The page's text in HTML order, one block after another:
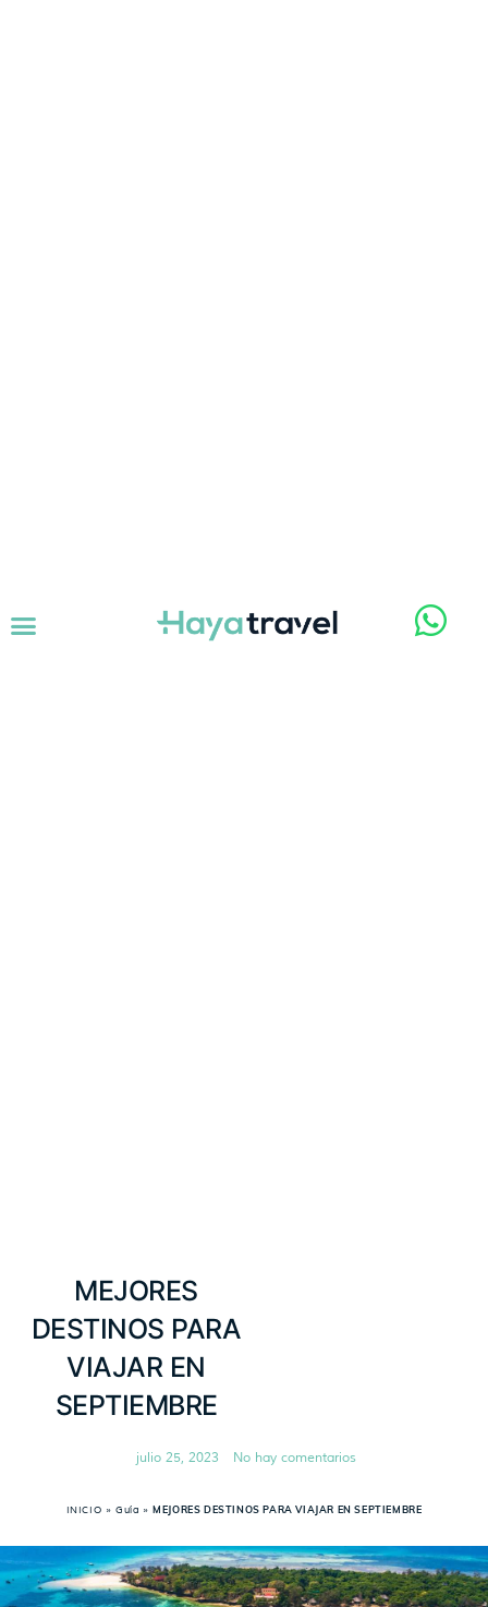
MEJORES
DESTINOS PARA
VIAJAR EN
SEPTIEMBRE
julio 25, 2023 No hay comentarios
INICIO » Guía »MEJORES DESTINOS PARA VIAJAR EN SEPTIEMBRE